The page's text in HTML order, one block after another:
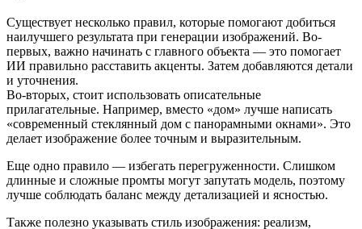
Существует несколько правил, которые помогают добиться
наилучшего результата при генерации изображений. Во-
первых, важно начинать с главного объекта — это помогает
ИИ правильно расставить акценты. Затем добавляются детали
и уточнения.
Во-вторых, стоит использовать описательные
прилагательные. Например, вместо «дом» лучше написать
«современный стеклянный дом с панорамными окнами». Это
делает изображение более точным и выразительным.
Еще одно правило — избегать перегруженности. Слишком
длинные и сложные промты могут запутать модель, поэтому
лучше соблюдать баланс между детализацией и ясностью.
Также полезно указывать стиль изображения: реализм,